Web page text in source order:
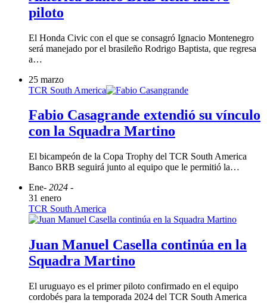
piloto
El Honda Civic con el que se consagró Ignacio Montenegro
será manejado por el brasileño Rodrigo Baptista, que regresa
a…
25 marzo
TCR South America
Fabio Casagrande extendió su vínculo
con la Squadra Martino
El bicampeón de la Copa Trophy del TCR South America
Banco BRB seguirá junto al equipo que le permitió la…
Ene- 2024 -
31 enero
TCR South America
Juan Manuel Casella continúa en la
Squadra Martino
El uruguayo es el primer piloto confirmado en el equipo
cordobés para la temporada 2024 del TCR South America